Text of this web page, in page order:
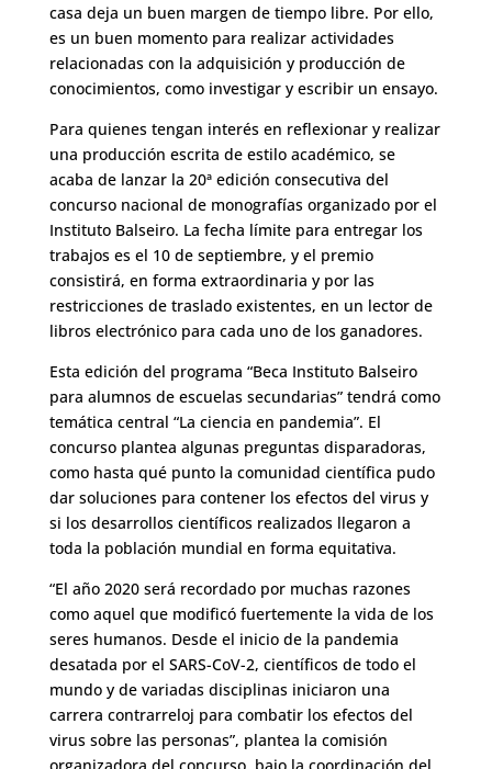
casa deja un buen margen de tiempo libre. Por ello,
es un buen momento para realizar actividades
relacionadas con la adquisición y producción de
conocimientos, como investigar y escribir un ensayo.
Para quienes tengan interés en reflexionar y realizar
una producción escrita de estilo académico, se
acaba de lanzar la 20ª edición consecutiva del
concurso nacional de monografías organizado por el
Instituto Balseiro. La fecha límite para entregar los
trabajos es el 10 de septiembre, y el premio
consistirá, en forma extraordinaria y por las
restricciones de traslado existentes, en un lector de
libros electrónico para cada uno de los ganadores.
Esta edición del programa “Beca Instituto Balseiro
para alumnos de escuelas secundarias” tendrá como
temática central “La ciencia en pandemia”. El
concurso plantea algunas preguntas disparadoras,
como hasta qué punto la comunidad científica pudo
dar soluciones para contener los efectos del virus y
si los desarrollos científicos realizados llegaron a
toda la población mundial en forma equitativa.
“El año 2020 será recordado por muchas razones
como aquel que modificó fuertemente la vida de los
seres humanos. Desde el inicio de la pandemia
desatada por el SARS-CoV-2, científicos de todo el
mundo y de variadas disciplinas iniciaron una
carrera contrarreloj para combatir los efectos del
virus sobre las personas”, plantea la comisión